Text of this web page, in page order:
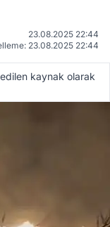
23.08.2025 22:44
23.08.2025 22:44
kaynak olarak